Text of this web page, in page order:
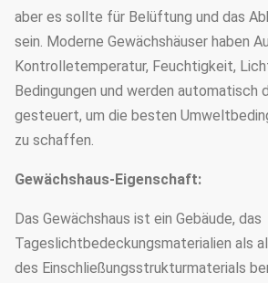
aber es sollte für Belüftung und das
sein. Moderne Gewächshäuser haben
Kontrolletemperatur, Feuchtigkeit,
Bedingungen und werden automatisch
gesteuert, um die besten
zu schaffen.
Gewächshaus-Eigenschaft:
Das Gewächshaus ist ein Gebäude, das
Tageslichtbedeckungsmaterialien als
des Einschließungsstrukturmaterials